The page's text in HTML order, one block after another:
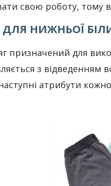
свою роботу, тому
НИЖНЬОЇ
призначений для
з відведенням
атрибути